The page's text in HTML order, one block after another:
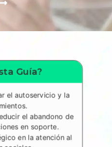
Guía?
el autoservicio y la
el abandono de
en soporte.
en la atención al